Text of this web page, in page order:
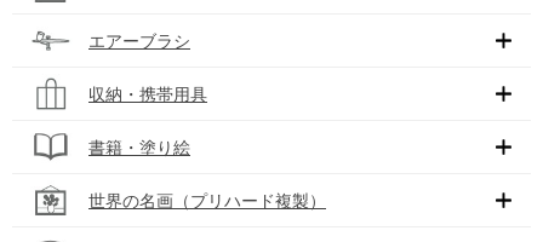
エアーブラシ
収納・携帯用具
書籍・塗り絵
世界の名画（プリハード複製）